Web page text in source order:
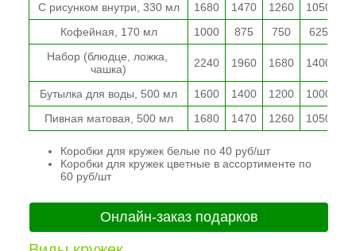
С рисунком внутри, 330 мл
1680 1470 1260 1050
Кофейная, 170 мл
1000 875 750 625
Набор (блюдце, ложка,
чашка)
2240 1960 1680 1400
Бутылка для воды, 500 мл 1600 1400 1200 1000
Пивная матовая, 500 мл
1680 1470 1260 1050
Коробки для кружек белые по 40 руб/шт
Коробки для кружек цветные в ассортименте по
60 руб/шт
Онлайн-заказ подарков